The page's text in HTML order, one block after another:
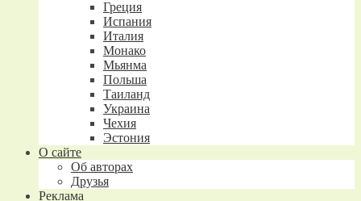
Греция
Испания
Италия
Монако
Мьянма
Польша
Таиланд
Украина
Чехия
Эстония
О сайте
Об авторах
Друзья
Реклама